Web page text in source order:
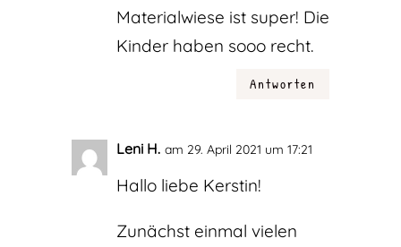
Materialwiese ist super! Die
Kinder haben sooo recht.
Antworten
Leni H. am 29. April 2021 um 17:21
Hallo liebe Kerstin!
Zunächst einmal vielen